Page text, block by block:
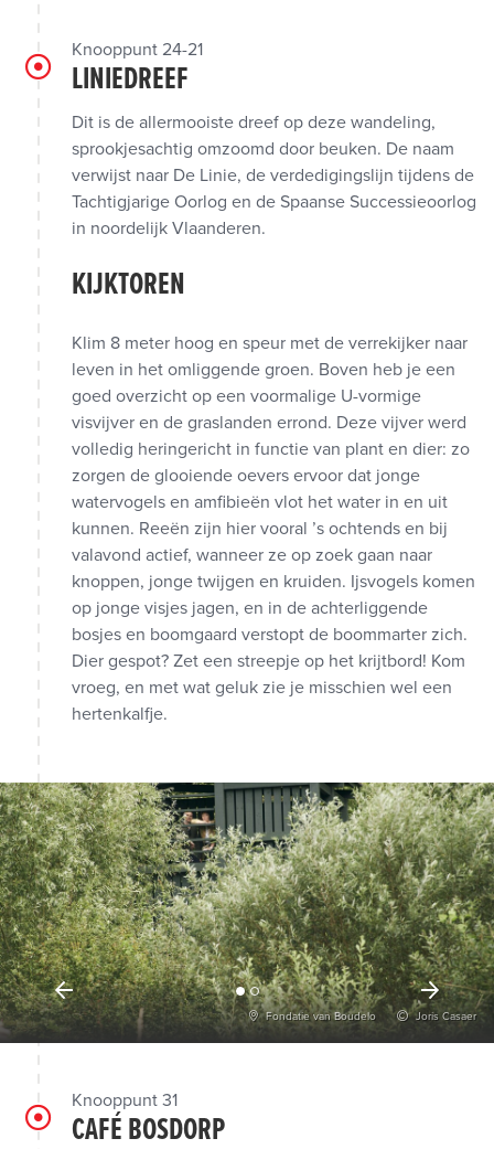
Knooppunt 24-21
LINIEDREEF
Fondatie van Boudelo Joris Casaer
Dit is de allermooiste dreef op deze wandeling,
sprookjesachtig omzoomd door beuken. De naam
verwijst naar De Linie, de verdedigingslijn tijdens de
Tachtigjarige Oorlog en de Spaanse Successieoorlog
in noordelijk Vlaanderen.
KIJKTOREN
Klim 8 meter hoog en speur met de verrekijker naar
leven in het omliggende groen. Boven heb je een
goed overzicht op een voormalige U-vormige
visvijver en de graslanden errond. Deze vijver werd
volledig heringericht in functie van plant en dier: zo
zorgen de glooiende oevers ervoor dat jonge
watervogels en amfibieën vlot het water in en uit
kunnen. Reeën zijn hier vooral ’s ochtends en bij
valavond actief, wanneer ze op zoek gaan naar
knoppen, jonge twijgen en kruiden. Ijsvogels komen
op jonge visjes jagen, en in de achterliggende
bosjes en boomgaard verstopt de boommarter zich.
Dier gespot? Zet een streepje op het krijtbord! Kom
vroeg, en met wat geluk zie je misschien wel een
hertenkalfje.
Knooppunt 31
CAFÉ BOSDORP